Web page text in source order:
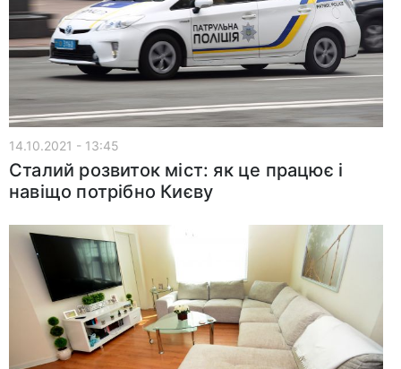
14.10.2021 - 13:45
Сталий розвиток міст: як це працює і
навіщо потрібно Києву